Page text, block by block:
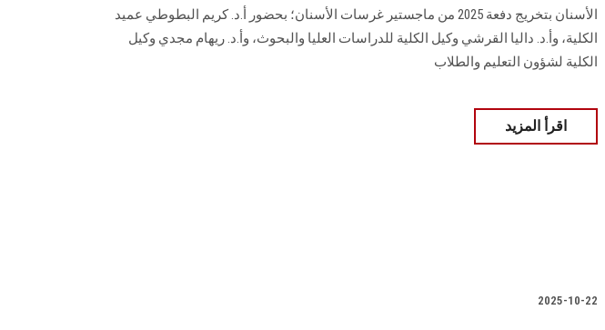
الأسنان بتخريج دفعة 2025 من ماجستير غرسات الأسنان؛ بحضور أ.د. كريم البطوطي عميد
الكلية، وأ.د. داليا القرشي وكيل الكلية للدراسات العليا والبحوث، وأ.د. ريهام مجدي وكيل
الكلية لشؤون التعليم والطلاب
اقرأ المزيد
2025-10-22